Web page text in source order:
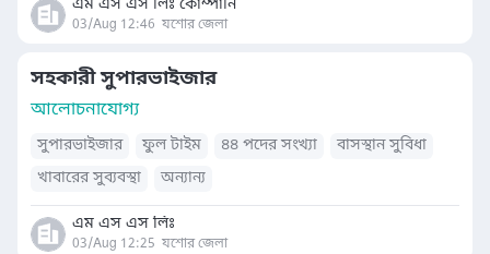
এম এস এস লিঃ কোম্পানি
03/Aug 12:46 যশোর জেলা
সহকারী সুপারভাইজার
আলোচনাযোগ্য
সুপারভাইজার ফুল টাইম ৪৪ পদের সংখ্যা
বাসস্থান সুবিধা
খাবারের সুব্যবস্থা
অন্যান্য
এম এস এস লিঃ
03/Aug 12:25 যশোর জেলা